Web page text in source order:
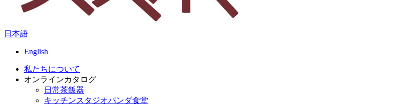
日本語
English
私たちについて
オンラインカタログ
日常茶飯器
キッチンスタジオパンダ食堂